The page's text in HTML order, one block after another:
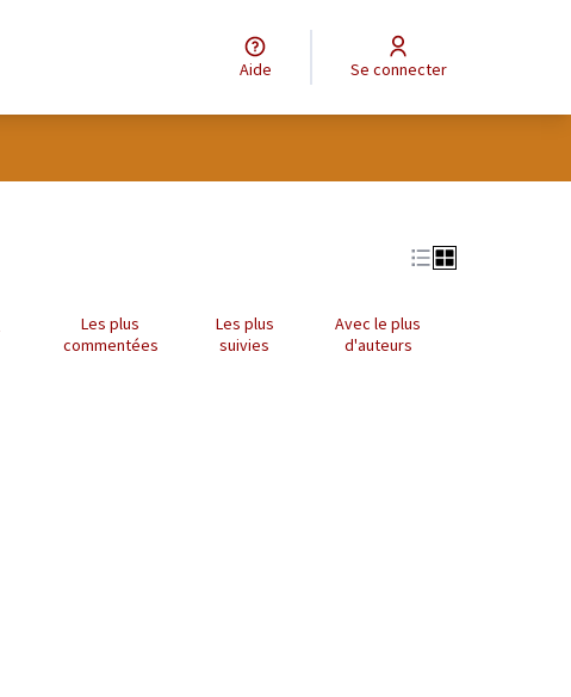
Aide Se connecter
Les plus
commentées
Les plus
suivies
Avec le plus
d'auteurs